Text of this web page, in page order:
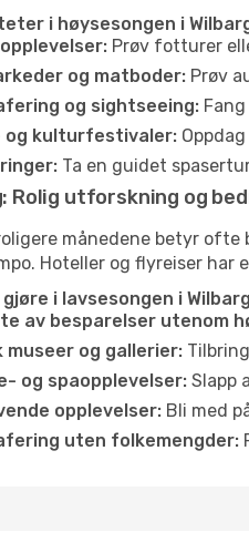
i høysesongen i
Prøv fotturer
og matboder: Prøv
og sightseeing:
og kulturfestivaler:
Ta en guidet
Rolig utforskning og
månedene betyr
Hoteller og flyreiser har
i lavsesongen i
av besparelser utenom
museer og gallerier:
og spaopplevelser: Slapp
opplevelser: Bli med
uten folkemengder: